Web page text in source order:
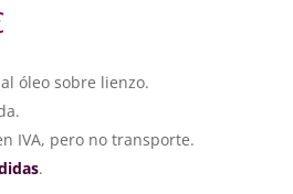
Rango
de
precios:
desde
220€
hasta
374€
óleo sobre lienzo.
IVA, pero no transporte.
.